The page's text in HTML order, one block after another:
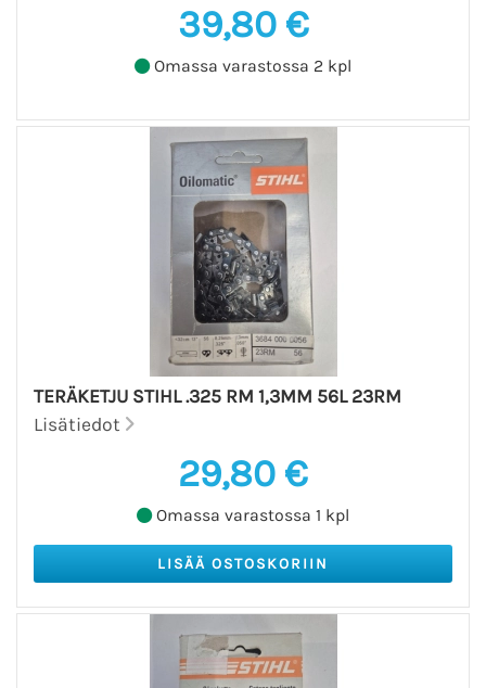
39,80 €
Omassa varastossa 2 kpl
TERÄKETJU STIHL .325 RM 1,3MM 56L 23RM
Lisätiedot
29,80 €
Omassa varastossa 1 kpl